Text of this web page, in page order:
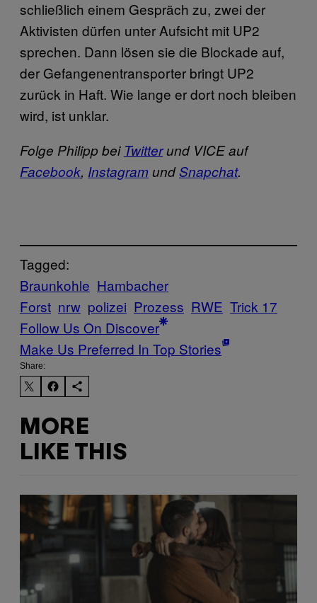
schließlich einem Gespräch zu, zwei der
Aktivisten dürfen unter Aufsicht mit UP2
sprechen. Dann lösen sie die Blockade auf,
der Gefangenentransporter bringt UP2
zurück in Haft. Wie lange er dort noch bleiben
wird, ist unklar.
Folge Philipp bei Twitterund VICE auf
Facebook, InstagramundSnapchat.
Tagged:
Braunkohle Hambacher
Forst nrw polizei Prozess RWE Trick 17
Follow Us On Discover
Make Us Preferred In Top Stories
Share:
MORE
LIKE THIS